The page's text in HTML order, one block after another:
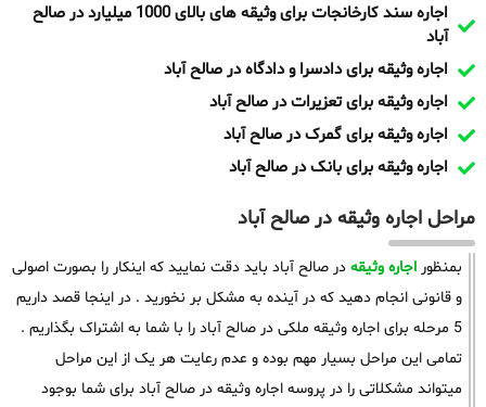
اجاره سند کارخانجات برای وثیقه های بالای 1000 میلیارد در صالح
آباد
اجاره وثیقه برای دادسرا و دادگاه در صالح آباد
اجاره وثیقه برای تعزیرات در صالح آباد
اجاره وثیقه برای گمرک در صالح آباد
اجاره وثیقه برای بانک در صالح آباد
مراحل اجاره وثیقه در صالح آباد
بمنظور اجاره وثیقه در صالح آباد باید دقت نمایید که اینکار را بصورت اصولی
و قانونی انجام دهید که در آینده به مشکل بر نخورید . در اینجا قصد داریم
5 مرحله برای اجاره وثیقه ملکی در صالح آباد را با شما به اشتراک بگذاریم .
تمامی این مراحل بسیار مهم بوده و عدم رعایت هر یک از این مراحل
میتواند مشکلاتی را در پروسه اجاره وثیقه در صالح آباد برای شما بوجود